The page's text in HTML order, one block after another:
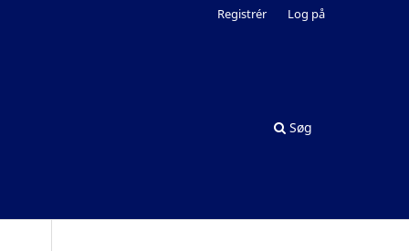
Søg
Registrér Log på